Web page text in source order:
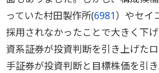
っていた村田製作所(6981）やセイ
採用されなかったことで大きく下
資系証券が投資判断を引き上げた
手証券が投資判断と目標株価を引